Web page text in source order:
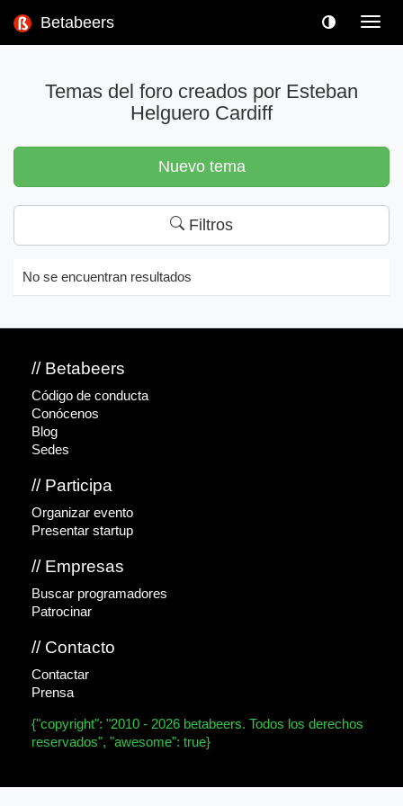
Betabeers
Temas del foro creados por Esteban
Helguero Cardiff
Nuevo tema
Filtros
No se encuentran resultados
// Betabeers
Código de conducta
Conócenos
Blog
Sedes
// Participa
Organizar evento
Presentar startup
// Empresas
Buscar programadores
Patrocinar
// Contacto
Contactar
Prensa
{"copyright": "2010 - 2026 betabeers. Todos los derechos
reservados", "awesome": true}